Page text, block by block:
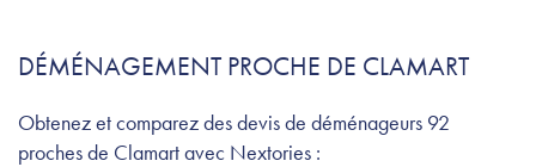
DÉMÉNAGEMENT PROCHE DE CLAMART
Obtenez et comparez des devis de déménageurs 92
proches de Clamart avec Nextories :